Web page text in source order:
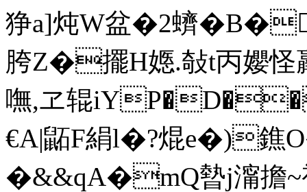
狰a]炖W盆�2蠐
胯Z�擺H嫕.敧t丙
嘸,ヱ辊
€A|鼫F絹l�?焜e�)鐎
�&&qA�mQ暬j澝擔~